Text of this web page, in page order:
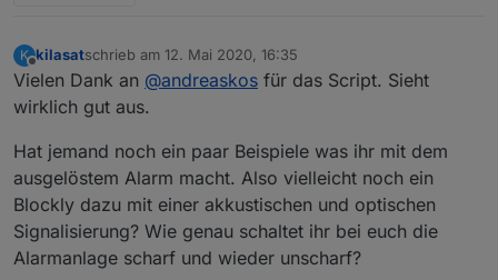
K
Offline
kilasatschrieb am 12. Mai 2020, 16:35
zuletzt editiert von
Vielen Dank an @andreaskos für das Script. Sieht
wirklich gut aus.
Hat jemand noch ein paar Beispiele was ihr mit dem
ausgelöstem Alarm macht. Also vielleicht noch ein
Blockly dazu mit einer akkustischen und optischen
Signalisierung? Wie genau schaltet ihr bei euch die
Alarmanlage scharf und wieder unscharf?